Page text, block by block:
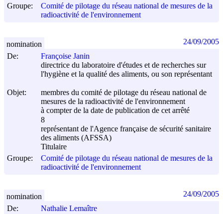
Groupe:
Comité de pilotage du réseau national de mesures de la
radioactivité de l'environnement
De:
Françoise Janin
directrice du laboratoire d'études et de recherches sur
l'hygiène et la qualité des aliments, ou son représentant
Objet:
membres du comité de pilotage du réseau national de
mesures de la radioactivité de l'environnement
à compter de la date de publication de cet arrêté
8
représentant de l'Agence française de sécurité sanitaire
des aliments (AFSSA)
Titulaire
Groupe:
Comité de pilotage du réseau national de mesures de la
radioactivité de l'environnement
nomination 24/09/2005
De:
Nathalie Lemaître
nomination 24/09/2005